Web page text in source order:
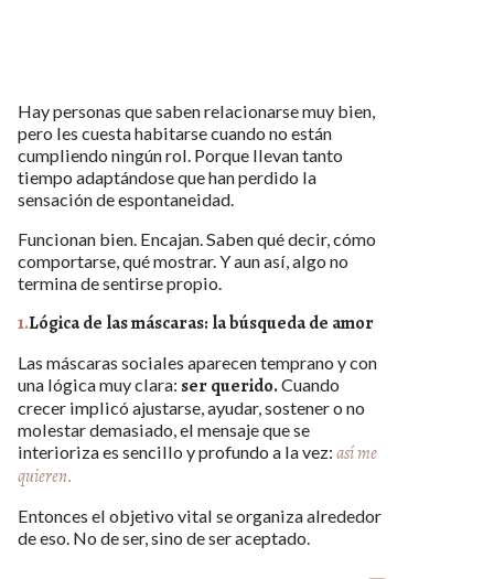
Hay personas que saben relacionarse muy bien,
pero les cuesta habitarse cuando no están
cumpliendo ningún rol. Porque llevan tanto
tiempo adaptándose que han perdido la
sensación de espontaneidad.
Funcionan bien. Encajan. Saben qué decir, cómo
comportarse, qué mostrar. Y aun así, algo no
termina de sentirse propio.
1.Lógica de las máscaras: la búsqueda de amor
Las máscaras sociales aparecen temprano y con
una lógica muy clara: ser querido. Cuando
crecer implicó ajustarse, ayudar, sostener o no
molestar demasiado, el mensaje que se
interioriza es sencillo y profundo a la vez:así me
quieren.
Entonces el objetivo vital se organiza alrededor
de eso. No de ser, sino de ser aceptado.